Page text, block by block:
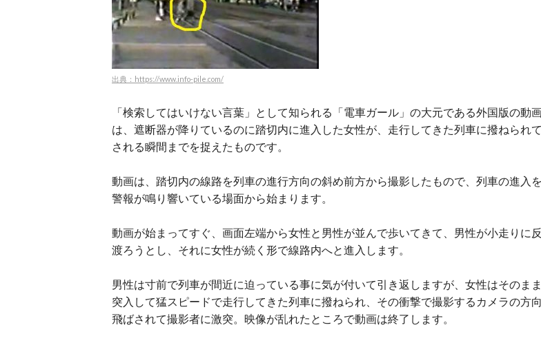
出典：https://www.info-pile.com/
「検索してはいけない言葉」として知られる「電車ガール」の大元である外国版の動
は、遮断器が降りているのに踏切内に進入した女性が、走行してきた列車に撥ねられ
される瞬間までを捉えたものです。
動画は、踏切内の線路を列車の進行方向の斜め前方から撮影したもので、列車の進入
警報が鳴り響いている場面から始まります。
動画が始まってすぐ、画面左端から女性と男性が並んで歩いてきて、男性が小走りに
渡ろうとし、それに女性が続く形で線路内へと進入します。
男性は寸前で列車が間近に迫っている事に気が付いて引き返しますが、女性はそのま
突入して猛スピードで走行してきた列車に撥ねられ、その衝撃で撮影するカメラの方
飛ばされて撮影者に激突。映像が乱れたところで動画は終了します。